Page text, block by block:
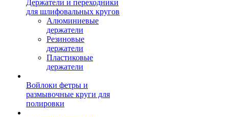
Держатели и переходники
для шлифовальных кругов
Алюминиевые
держатели
Резиновые
держатели
Пластиковые
держатели
Войлоки фетры и
размывочные круги для
полировки